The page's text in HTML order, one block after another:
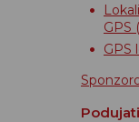
GPS
GPS